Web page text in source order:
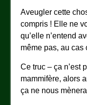
Aveugler cette
compris ! Elle ne
qu’elle n’entend
même pas, au cas
Ce truc – ça n’est
mammifère, alors
ça ne nous